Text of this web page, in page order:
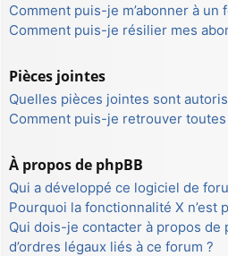
Comment puis-je m’abonner à un
Comment puis-je résilier mes
Pièces jointes
Quelles pièces jointes sont
Comment puis-je retrouver
À propos de phpBB
Qui a développé ce logiciel de
Pourquoi la fonctionnalité X n’est
Qui dois-je contacter à propos de
d’ordres légaux liés à ce forum ?